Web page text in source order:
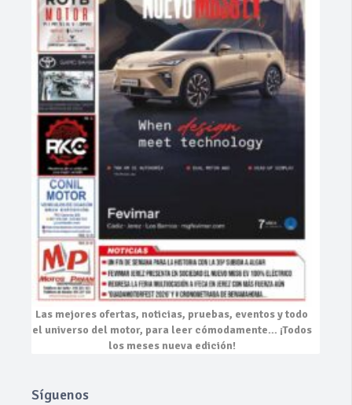
Las mejores ofertas, noticias, pruebas, eventosy todo
el universo del motor, para leer cómodamente… ¡Todos
los meses nueva edición!
Síguenos